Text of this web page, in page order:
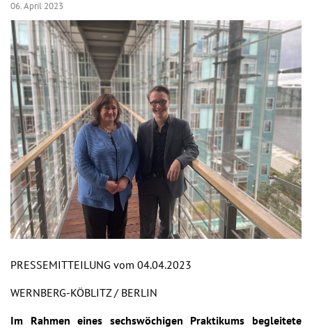
06. April 2023
PRESSEMITTEILUNG vom 04.04.2023
WERNBERG-KÖBLITZ / BERLIN
Im Rahmen eines sechswöchigen Praktikums begleitete